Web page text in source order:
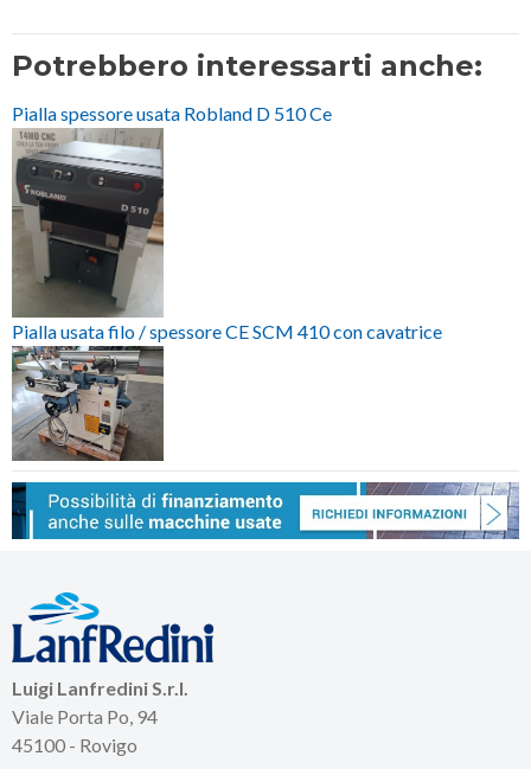
Potrebbero interessarti anche:
Pialla spessore usata Robland D 510 Ce
Pialla usata filo / spessore CE SCM 410 con cavatrice
Luigi Lanfredini S.r.l.
Viale Porta Po, 94
45100 - Rovigo